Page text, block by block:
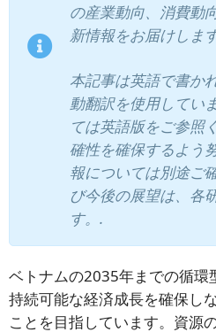
の産業動向、消費動
新情報をお届けしま
本記事は英語で書か
動翻訳を使用してい
ては英語版をご参照
確性を確保するよう
報については別途ご
び今後の展望は、各
す。.
ベトナムの2035年までの循環
持続可能な経済成長を確保し
ことを目指しています。資源